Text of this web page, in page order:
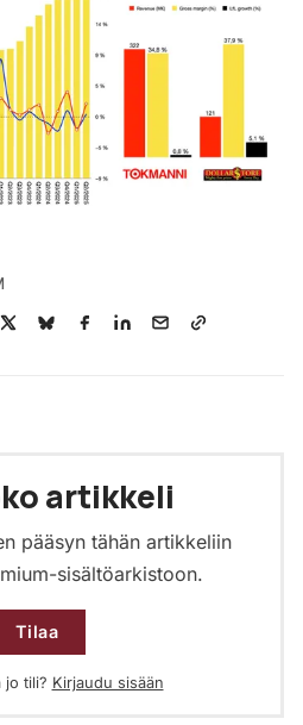
artikkeli
pääsyn tähän artikkeliin
sisältöarkistoon.
Tilaa
jo tili? Kirjaudu sisään